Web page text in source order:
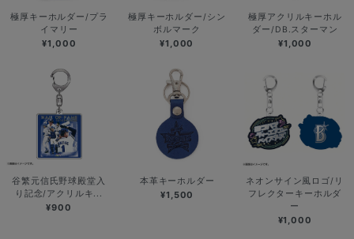
極厚キーホルダー/プラ
イマリー
¥1,000
極厚キーホルダー/シン
ボルマーク
¥1,000
極厚アクリルキーホル
ダー/DB.スターマン
¥1,000
谷繁元信氏野球殿堂入
り記念/アクリルキ...
¥900
本革キーホルダー
¥1,500
ネオンサイン風ロゴ/リ
フレクターキーホルダ
ー
¥1,000